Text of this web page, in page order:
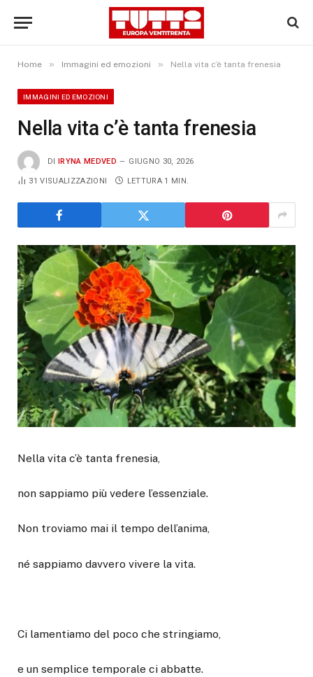
Home » Immagini ed emozioni » Nella vita c’è tanta frenesia
IMMAGINI ED EMOZIONI
Nella vita c’è tanta frenesia
DI IRYNA MEDVED GIUGNO 30, 2026
31VISUALIZZAZIONI LETTURA 1 MIN.
Nella vita c’è tanta frenesia,
non sappiamo più vedere l’essenziale.
Non troviamo mai il tempo dell’anima,
né sappiamo davvero vivere la vita.
Ci lamentiamo del poco che stringiamo,
e un semplice temporale ci abbatte.